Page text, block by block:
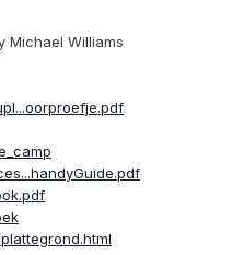
Michael Williams